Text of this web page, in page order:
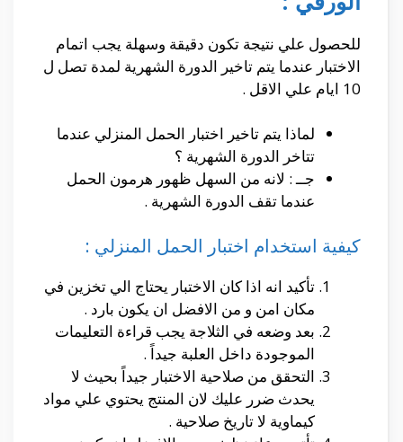
للحصول علي نتيجة تكون دقيقة وسهلة يجب اتمام
الاختبار عندما يتم تاخير الدورة الشهرية لمدة تصل ل
10 ايام علي الاقل .
لماذا يتم تاخير اختبار الحمل المنزلي عندما
تتاخر الدورة الشهرية ؟
جــ : لانه من السهل ظهور هرمون الحمل
عندما تقف الدورة الشهرية .
كيفية استخدام اختبار الحمل المنزلي :
تأكيد انه اذا كان الاختبار يحتاج الي تخزين في
مكان امن و من الافضل ان يكون بارد .
بعد وضعه في الثلاجة يجب قراءة التعليمات
الموجودة داخل العلبة جيداً .
التحقق من صلاحية الاختبار جيداً بحيث لا
يحدث ضرر عليك لان المنتج يحتوي علي مواد
كيماوية لا تاريخ صلاحية .